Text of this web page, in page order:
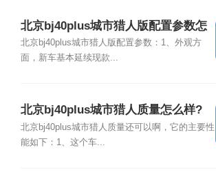
北京bj40plus城市猎人版配置参数怎
么样?
北京bj40plus城市猎人版配置参数：1、外观方
面，新车基本延续现款...
北京bj40plus城市猎人质量怎么样?
北京bj40plus城市猎人质量还可以啊，它的主要性
能如下：1、这个车...